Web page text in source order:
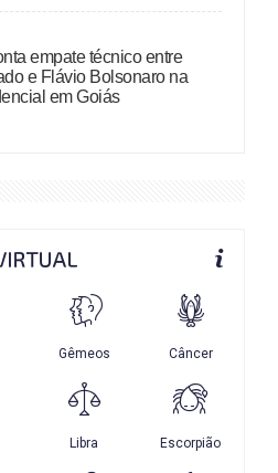
empate técnico entre
e Flávio Bolsonaro na
em Goiás